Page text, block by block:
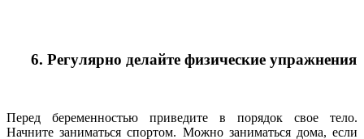
6. Регулярно делайте физические упражнения
Перед беременностью приведите в порядок свое тело.
Начните заниматься спортом. Можно заниматься дома, если